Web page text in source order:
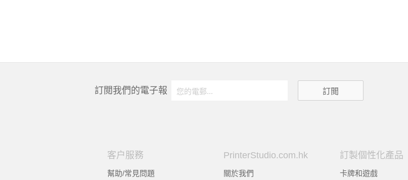
訂閲我們的電子報
客户服務
幫助/常見問題
PrinterStudio.com.hk
關於我們
訂製個性化產品
卡牌和遊戲